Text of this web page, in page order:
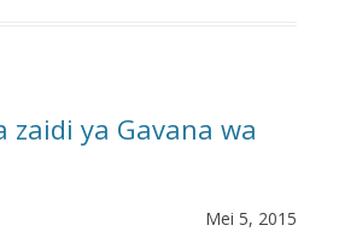
zaidi ya Gavana wa
Mei 5, 2015